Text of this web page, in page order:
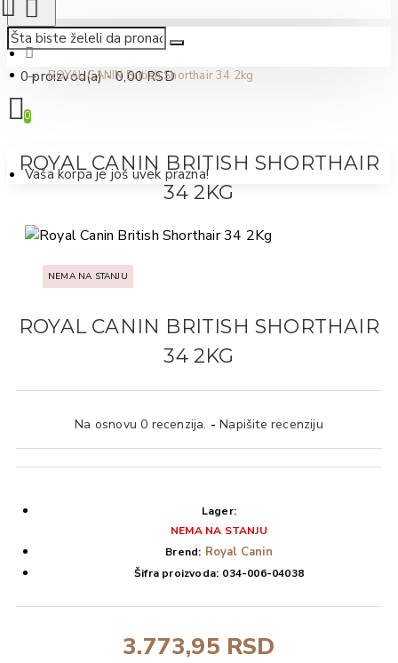
0 proizvod(a) - 0,00 RSD
0
Vaša korpa je još uvek prazna!
ROYAL CANIN British Shorthair 34 2kg
ROYAL CANIN BRITISH SHORTHAIR
34 2KG
NEMA NA STANJU
ROYAL CANIN BRITISH SHORTHAIR
34 2KG
Na osnovu 0 recenzija. - Napišite recenziju
3.773,95 RSD
Lager:
NEMA NA STANJU
Brend: Royal Canin
Šifra proizvoda: 034-006-04038